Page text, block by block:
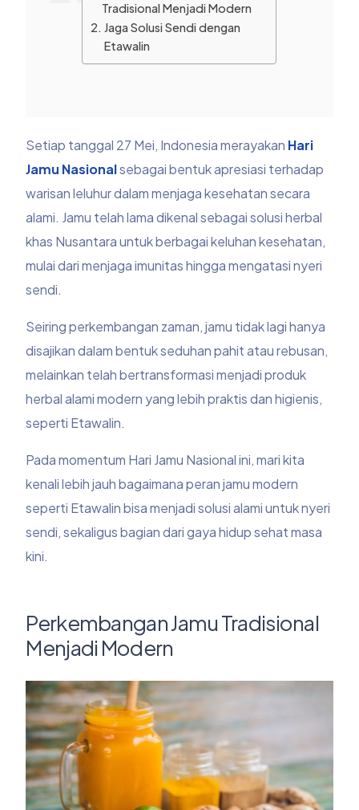
Tradisional Menjadi Modern
Jaga Solusi Sendi dengan
Etawalin
Setiap tanggal 27 Mei, Indonesia merayakan Hari
Jamu Nasionalsebagai bentuk apresiasi terhadap
warisan leluhur dalam menjaga kesehatan secara
alami. Jamu telah lama dikenal sebagai solusi herbal
khas Nusantara untuk berbagai keluhan kesehatan,
mulai dari menjaga imunitas hingga mengatasi nyeri
sendi.
Seiring perkembangan zaman, jamu tidak lagi hanya
disajikan dalam bentuk seduhan pahit atau rebusan,
melainkan telah bertransformasi menjadi produk
herbal alami modern yang lebih praktis dan higienis,
seperti Etawalin.
Pada momentum Hari Jamu Nasional ini, mari kita
kenali lebih jauh bagaimana peran jamu modern
seperti Etawalin bisa menjadi solusi alami untuk nyeri
sendi, sekaligus bagian dari gaya hidup sehat masa
kini.
Perkembangan Jamu Tradisional
Menjadi Modern